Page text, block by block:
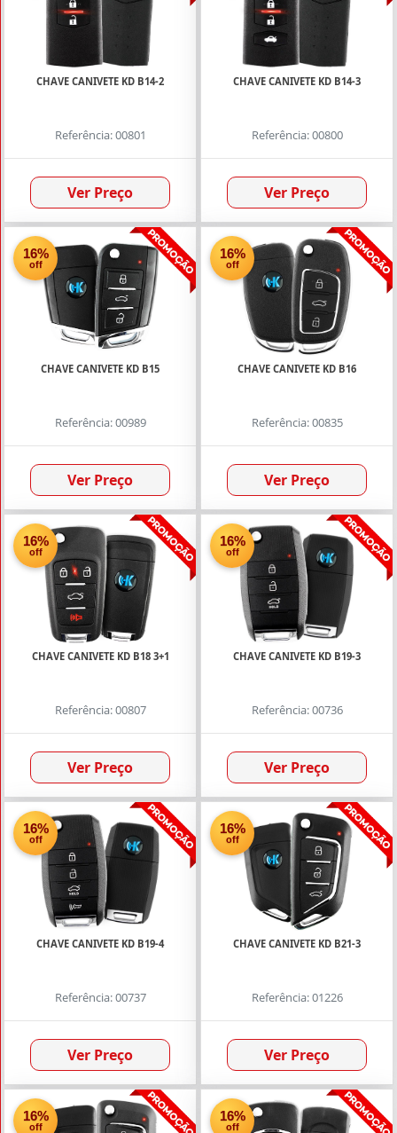
Transponders
BOTÕES
02
Botões
(4)
Botões
Botões
KeyDiy
(47)
CHAVE CANIVETE KD B14-2
Referência: 00801
Ver Preço
CHAVE CANIVETE KD B14-3
Referência: 00800
Ver Preço
16%
off
CHAVE CANIVETE KD B15
Referência: 00989
Ver Preço
16%
off
CHAVE CANIVETE KD B16
Referência: 00835
Ver Preço
16%
off
CHAVE CANIVETE KD B18 3+1
Referência: 00807
Ver Preço
16%
off
CHAVE CANIVETE KD B19-3
Referência: 00736
Ver Preço
16%
off
CHAVE CANIVETE KD B19-4
Referência: 00737
Ver Preço
16%
off
CHAVE CANIVETE KD B21-3
Referência: 01226
Ver Preço
16%
off
16%
off